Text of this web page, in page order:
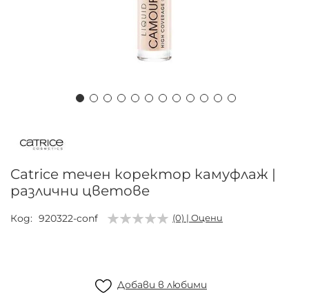
началото
галерия
със
снимки
Catrice течен коректор камуфлаж |
различни цветове
Код 920322-conf (0) | Оцени
Добави в любими